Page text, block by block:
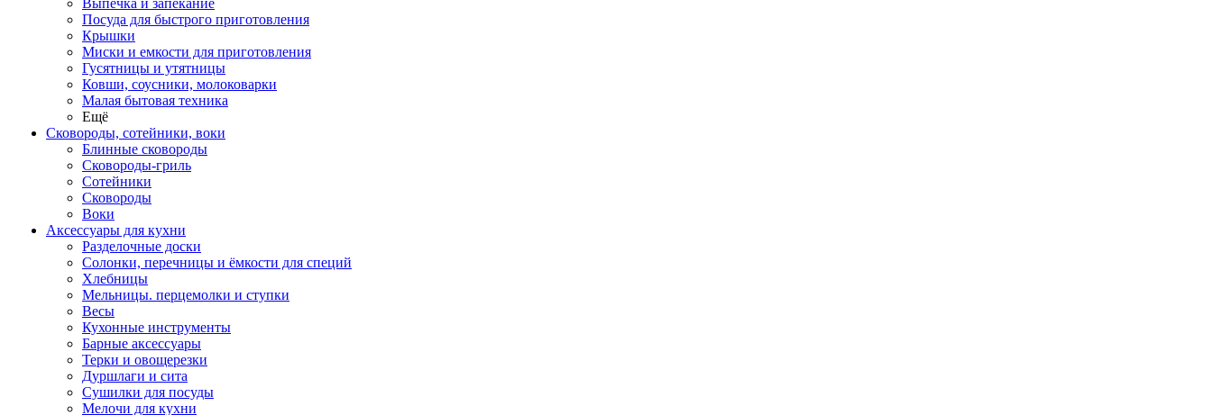
Выпечка и запекание
Посуда для быстрого приготовления
Крышки
Миски и емкости для приготовления
Гусятницы и утятницы
Ковши, соусники, молоковарки
Малая бытовая техника
Ещё
Сковороды, сотейники, воки
Блинные сковороды
Сковороды-гриль
Сотейники
Сковороды
Воки
Аксессуары для кухни
Разделочные доски
Солонки, перечницы и ёмкости для специй
Хлебницы
Мельницы. перцемолки и ступки
Весы
Кухонные инструменты
Барные аксессуары
Терки и овощерезки
Дуршлаги и сита
Сушилки для посуды
Мелочи для кухни